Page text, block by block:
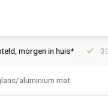
in huis* 30
aluminium mat